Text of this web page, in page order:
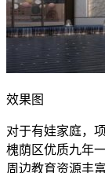
效果图
对于有娃家庭，
槐荫区优质九年
周边教育资源丰